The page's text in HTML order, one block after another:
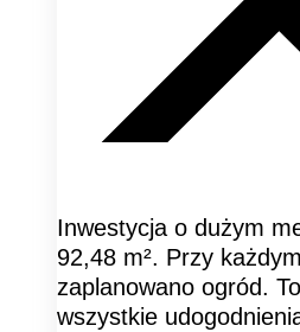
Inwestycja o dużym
92,48 m². Przy
zaplanowano ogród.
wszystkie